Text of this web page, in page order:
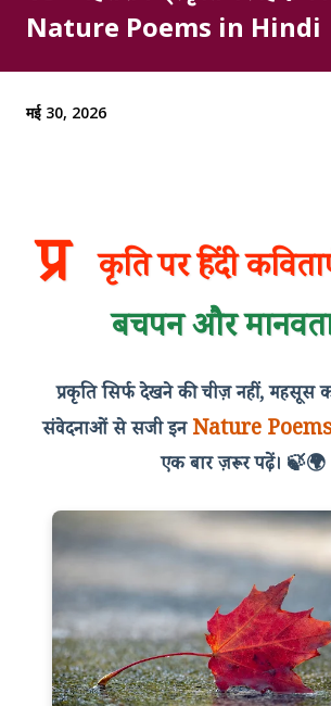
Nature Poems in Hindi
मई 30, 2026
प्र कृति पर हिंदी
बचपन और
प्रकृति सिर्फ देखने की चीज़ नहीं, महसूस
संवेदनाओं से सजी इनNature
एक बार ज़रूर पढ़ें। 🍃🌍